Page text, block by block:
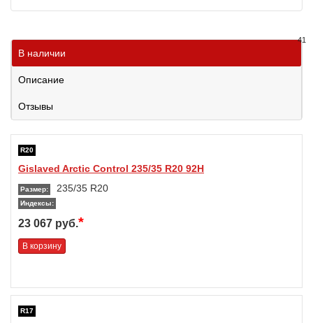
В наличии
41
Описание
Отзывы
R20
Gislaved Arctic Control 235/35 R20 92H
Размер: 235/35 R20
Индексы:
23 067 руб.*
В корзину
R17